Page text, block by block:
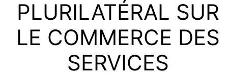
PLURILATÉRAL SUR
LE COMMERCE DES
SERVICES